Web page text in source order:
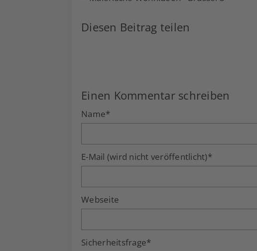
Diesen Beitrag teilen
Einen Kommentar schreiben
Name*
E-Mail (wird nicht veröffentlicht)*
Webseite
Sicherheitsfrage*